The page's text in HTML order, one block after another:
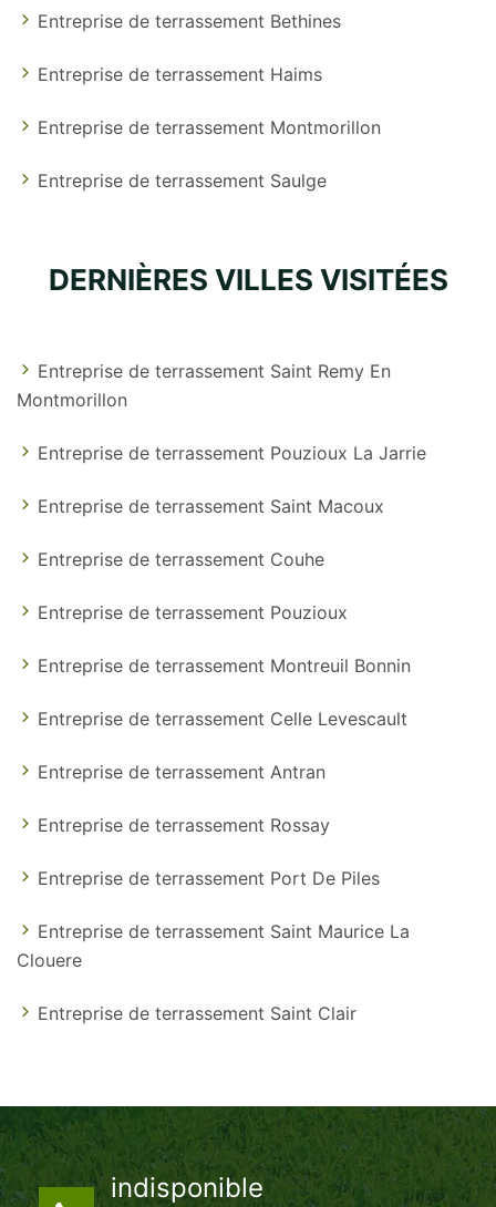
Entreprise de terrassement Bethines
Entreprise de terrassement Haims
Entreprise de terrassement Montmorillon
Entreprise de terrassement Saulge
DERNIÈRES VILLES VISITÉES
Entreprise de terrassement Saint Remy En
Montmorillon
Entreprise de terrassement Pouzioux La Jarrie
Entreprise de terrassement Saint Macoux
Entreprise de terrassement Couhe
Entreprise de terrassement Pouzioux
Entreprise de terrassement Montreuil Bonnin
Entreprise de terrassement Celle Levescault
Entreprise de terrassement Antran
Entreprise de terrassement Rossay
Entreprise de terrassement Port De Piles
Entreprise de terrassement Saint Maurice La
Clouere
Entreprise de terrassement Saint Clair
indisponible